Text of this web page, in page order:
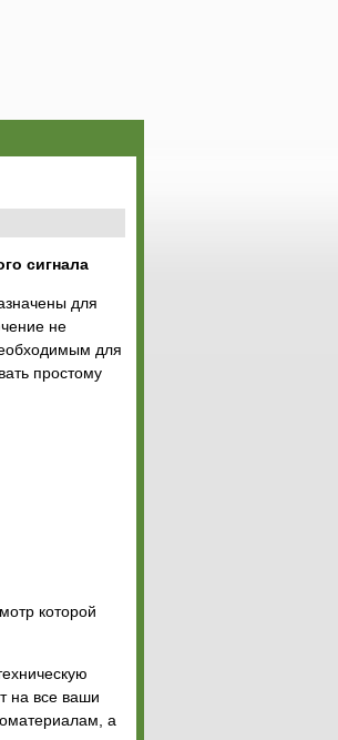
сигнала
для
не
для
простому
которой
на все ваши
а